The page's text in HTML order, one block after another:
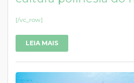
[/vc_row]
LEIA MAIS